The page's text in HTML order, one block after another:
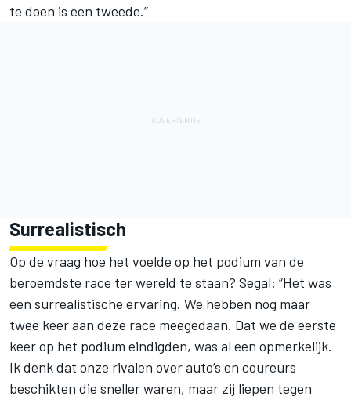
te doen is een tweede.”
Surrealistisch
Op de vraag hoe het voelde op het podium van de
beroemdste race ter wereld te staan? Segal: “Het was
een surrealistische ervaring. We hebben nog maar
twee keer aan deze race meegedaan. Dat we de eerste
keer op het podium eindigden, was al een opmerkelijk.
Ik denk dat onze rivalen over auto’s en coureurs
beschikten die sneller waren, maar zij liepen tegen